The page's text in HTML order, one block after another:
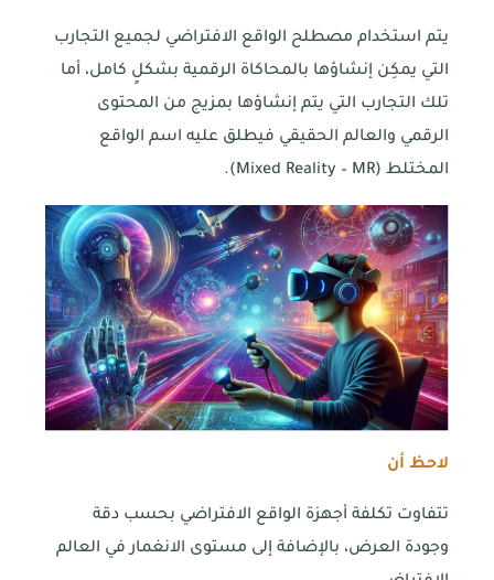
يتم استخدام مصطلح الواقع الافتراضي لجميع التجارب
التي يمكِن إنشاؤها بالمحاكاة الرقمية بشكلٍ كامل، أما
تلك التجارب التي يتم إنشاؤها بمزيج من المحتوى
الرقمي والعالم الحقيقي فيطلق عليه اسم الواقع
المختلط (Mixed Reality – MR).
لاحظ أن
تتفاوت تكلفة أجهزة الواقع الافتراضي بحسب دقة
وجودة العرض، بالإضافة إلى مستوى الانغمار في العالم